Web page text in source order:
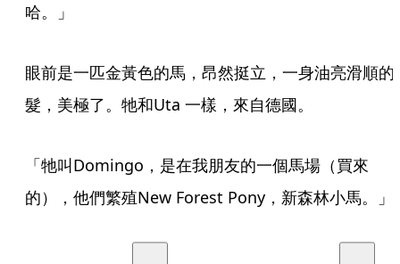
哈。」
眼前是一匹金黃色的馬，昂然挺立，一身油亮滑順的
髮，美極了。牠和Uta 一樣，來自德國。
「牠叫Domingo，是在我朋友的一個馬場（買來
的），他們繁殖New Forest Pony，新森林小馬。」